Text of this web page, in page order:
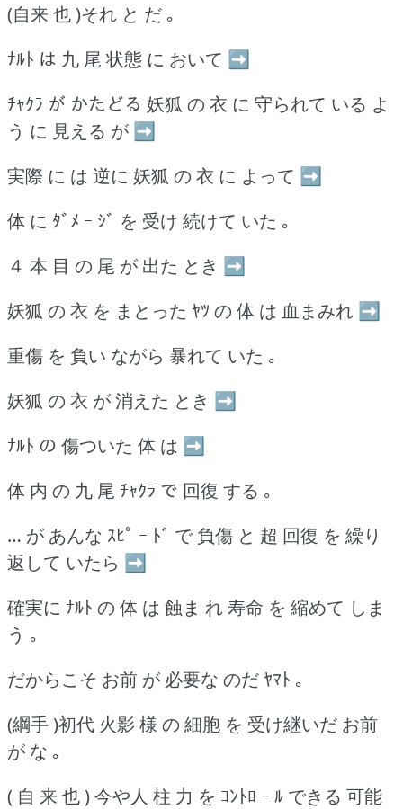
(自来 也 )それ と だ ｡
ﾅﾙﾄ は 九 尾 状態 に おいて ➡
ﾁｬｸﾗ が かたどる 妖狐 の 衣 に 守られて いる よ
う に 見える が ➡
実際 に は 逆に 妖狐 の 衣 に よって ➡
体 に ﾀﾞﾒ ｰ ｼﾞ を 受け 続けて いた ｡
４ 本 目 の 尾 が 出た とき ➡
妖狐 の 衣 を まとった ﾔﾂ の 体 は 血まみれ ➡
重傷 を 負い ながら 暴れて いた ｡
妖狐 の 衣 が 消えた とき ➡
ﾅﾙﾄ の 傷ついた 体 は ➡
体 内 の 九 尾 ﾁｬｸﾗ で 回復 する ｡
… が あんな ｽﾋﾟ ｰ ﾄﾞ で 負傷 と 超 回復 を 繰り
返して いたら ➡
確実に ﾅﾙﾄ の 体 は 蝕ま れ 寿命 を 縮めて しま
う ｡
だからこそ お前 が 必要な のだ ﾔﾏﾄ ｡
(綱手 )初代 火影 様 の 細胞 を 受け継いだ お前
が な ｡
( 自 来 也 ) 今や人 柱 力 を ｺﾝﾄﾛ ｰ ﾙ できる 可能